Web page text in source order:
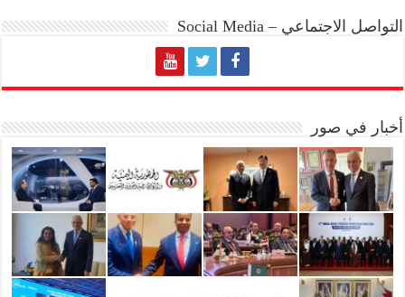
التواصل الاجتماعي – Social Media
أخبار في صور